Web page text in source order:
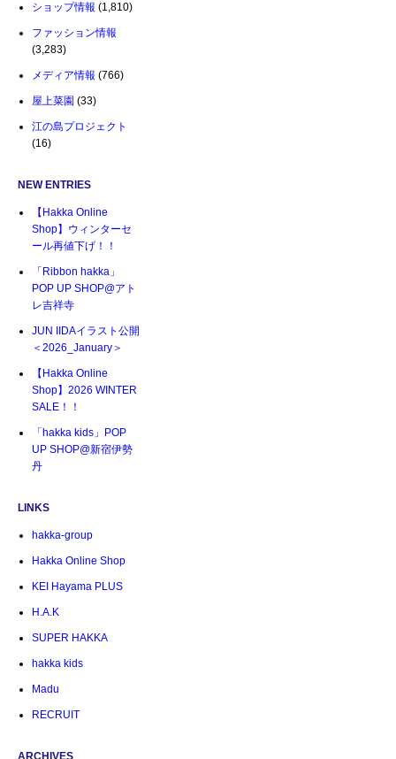
ショップ情報 (1,810)
ファッション情報
(3,283)
メディア情報 (766)
屋上菜園 (33)
江の島プロジェクト
(16)
NEW ENTRIES
【Hakka Online
Shop】ウィンターセ
ール再値下げ！！
「Ribbon hakka」
POP UP SHOP@アト
レ吉祥寺
JUN IIDAイラスト公開
＜2026_January＞
【Hakka Online
Shop】2026 WINTER
SALE！！
「hakka kids」POP
UP SHOP@新宿伊勢
丹
LINKS
hakka-group
Hakka Online Shop
KEI Hayama PLUS
H.A.K
SUPER HAKKA
hakka kids
Madu
RECRUIT
ARCHIVES